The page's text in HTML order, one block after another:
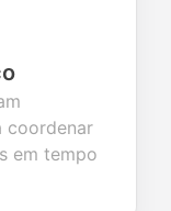
coordenar
em tempo